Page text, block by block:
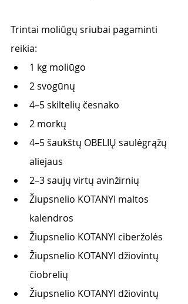
Trintai moliūgų sriubai pagaminti
reikia:
1 kg moliūgo
2 svogūnų
4–5 skiltelių česnako
2 morkų
4–5 šaukštų OBELIŲ saulėgrąžų
aliejaus
2–3 saujų virtų avinžirnių
Žiupsnelio KOTANYI maltos
kalendros
Žiupsnelio KOTANYI ciberžolės
Žiupsnelio KOTANYI džiovintų
čiobrelių
Žiupsnelio KOTANYI džiovintų